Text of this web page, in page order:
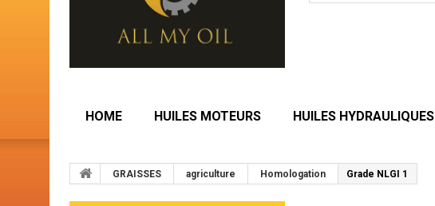
HOME HUILES MOTEURS HUILES HYDRAULIQUES
GRAISSES agriculture Homologation Grade NLGI 1